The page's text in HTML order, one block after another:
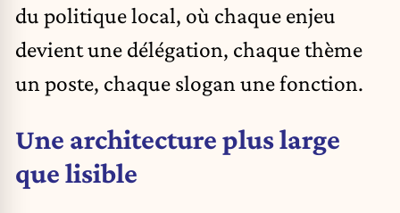
du politique local, où chaque enjeu
devient une délégation, chaque thème
un poste, chaque slogan une fonction.
Une architecture plus large
que lisible